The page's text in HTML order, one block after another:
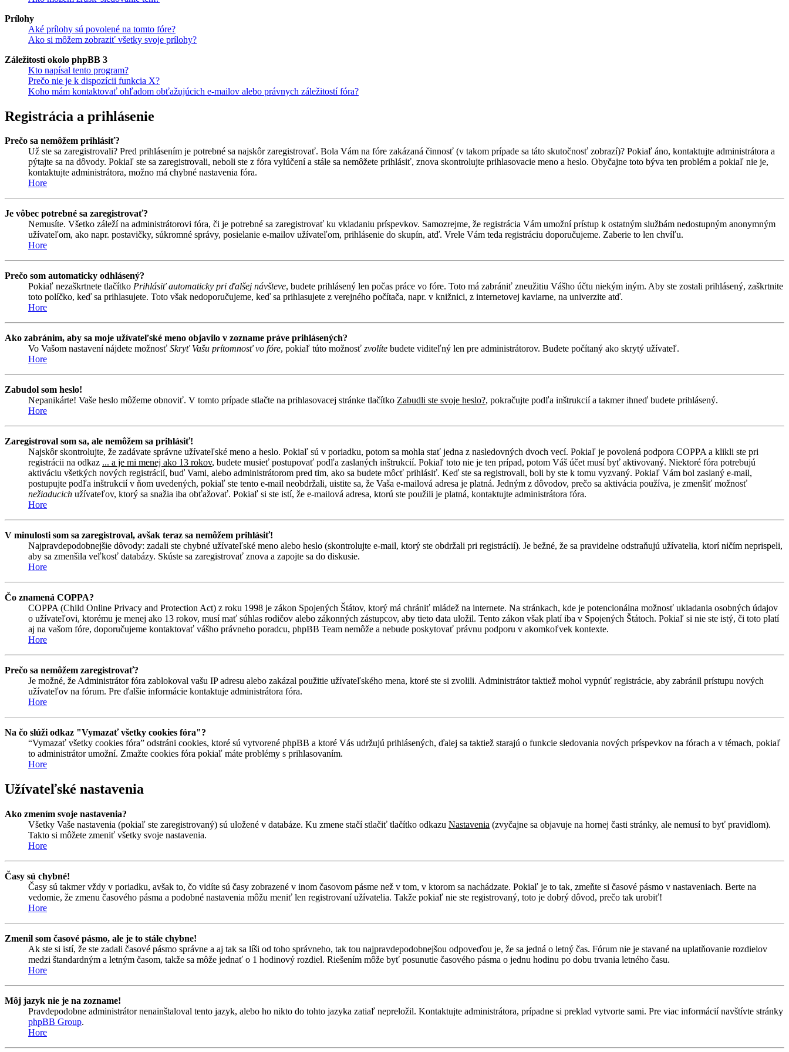
Prílohy
Aké prílohy sú povolené na tomto fóre?
Ako si môžem zobraziť všetky svoje prílohy?
Záležitosti okolo phpBB 3
Kto napísal tento program?
Prečo nie je k dispozícii funkcia X?
Koho mám kontaktovať ohľadom obťažujúcich e-mailov alebo právnych záležitostí fóra?
Registrácia a prihlásenie
Prečo sa nemôžem prihlásiť?
Už ste sa zaregistrovali? Pred prihlásením je potrebné sa najskôr zaregistrovať. Bola Vám na fóre zakázaná činnosť (v takom prípade sa táto skutočnosť zobrazí)? Pokiaľ áno, kontaktujte administrátora a
pýtajte sa na dôvody. Pokiaľ ste sa zaregistrovali, neboli ste z fóra vylúčení a stále sa nemôžete prihlásiť, znova skontrolujte prihlasovacie meno a heslo. Obyčajne toto býva ten problém a pokiaľ nie je,
kontaktujte administrátora, možno má chybné nastavenia fóra.
Hore
Je vôbec potrebné sa zaregistrovať?
Nemusíte. Všetko záleží na administrátorovi fóra, či je potrebné sa zaregistrovať ku vkladaniu príspevkov. Samozrejme, že registrácia Vám umožní prístup k ostatným službám nedostupným anonymným
užívateľom, ako napr. postavičky, súkromné správy, posielanie e-mailov užívateľom, prihlásenie do skupín, atď. Vrele Vám teda registráciu doporučujeme. Zaberie to len chvíľu.
Hore
Prečo som automaticky odhlásený?
Pokiaľ nezaškrtnete tlačítko Prihlásiť automaticky pri ďalšej návšteve, budete prihlásený len počas práce vo fóre. Toto má zabrániť zneužitiu Vášho účtu niekým iným. Aby ste zostali prihlásený, zaškrtnite
toto políčko, keď sa prihlasujete. Toto však nedoporučujeme, keď sa prihlasujete z verejného počítača, napr. v knižnici, z internetovej kaviarne, na univerzite atď.
Hore
Ako zabránim, aby sa moje užívateľské meno objavilo v zozname práve prihlásených?
Vo Vašom nastavení nájdete možnosť Skryť Vašu prítomnosť vo fóre, pokiaľ túto možnosť zvolíte budete viditeľný len pre administrátorov. Budete počítaný ako skrytý užívateľ.
Hore
Zabudol som heslo!
Nepanikárte! Vaše heslo môžeme obnoviť. V tomto prípade stlačte na prihlasovacej stránke tlačítko Zabudli ste svoje heslo?, pokračujte podľa inštrukcií a takmer ihneď budete prihlásený.
Hore
Zaregistroval som sa, ale nemôžem sa prihlásiť!
Najskôr skontrolujte, že zadávate správne užívateľské meno a heslo. Pokiaľ sú v poriadku, potom sa mohla stať jedna z nasledovných dvoch vecí. Pokiaľ je povolená podpora COPPA a klikli ste pri
registrácii na odkaz ... a je mi menej ako 13 rokov, budete musieť postupovať podľa zaslaných inštrukcií. Pokiaľ toto nie je ten prípad, potom Váš účet musí byť aktivovaný. Niektoré fóra potrebujú
aktiváciu všetkých nových registrácií, buď Vami, alebo administrátorom pred tim, ako sa budete môcť prihlásiť. Keď ste sa registrovali, boli by ste k tomu vyzvaný. Pokiaľ Vám bol zaslaný e-mail,
postupujte podľa inštrukcií v ňom uvedených, pokiaľ ste tento e-mail neobdržali, uistite sa, že Vaša e-mailová adresa je platná. Jedným z dôvodov, prečo sa aktivácia používa, je zmenšiť možnosť
nežiaducich užívateľov, ktorý sa snažia iba obťažovať. Pokiaľ si ste istí, že e-mailová adresa, ktorú ste použili je platná, kontaktujte administrátora fóra.
Hore
V minulosti som sa zaregistroval, avšak teraz sa nemôžem prihlásiť!
Najpravdepodobnejšie dôvody: zadali ste chybné užívateľské meno alebo heslo (skontrolujte e-mail, ktorý ste obdržali pri registrácií). Je bežné, že sa pravidelne odstraňujú užívatelia, ktorí ničím neprispeli,
aby sa zmenšila veľkosť databázy. Skúste sa zaregistrovať znova a zapojte sa do diskusie.
Hore
Čo znamená COPPA?
COPPA (Child Online Privacy and Protection Act) z roku 1998 je zákon Spojených Štátov, ktorý má chrániť mládež na internete. Na stránkach, kde je potencionálna možnosť ukladania osobných údajov
o užívateľovi, ktorému je menej ako 13 rokov, musí mať súhlas rodičov alebo zákonných zástupcov, aby tieto data uložil. Tento zákon však platí iba v Spojených Štátoch. Pokiaľ si nie ste istý, či toto platí
aj na vašom fóre, doporučujeme kontaktovať vášho právneho poradcu, phpBB Team nemôže a nebude poskytovať právnu podporu v akomkoľvek kontexte.
Hore
Prečo sa nemôžem zaregistrovať?
Je možné, že Administrátor fóra zablokoval vašu IP adresu alebo zakázal použitie užívateľského mena, ktoré ste si zvolili. Administrátor taktiež mohol vypnúť registrácie, aby zabránil prístupu nových
užívateľov na fórum. Pre ďalšie informácie kontaktuje administrátora fóra.
Hore
Na čo slúži odkaz "Vymazať všetky cookies fóra"?
“Vymazať všetky cookies fóra” odstráni cookies, ktoré sú vytvorené phpBB a ktoré Vás udržujú prihlásených, ďalej sa taktiež starajú o funkcie sledovania nových príspevkov na fórach a v témach, pokiaľ
to administrátor umožní. Zmažte cookies fóra pokiaľ máte problémy s prihlasovaním.
Hore
Užívateľské nastavenia
Ako zmením svoje nastavenia?
Všetky Vaše nastavenia (pokiaľ ste zaregistrovaný) sú uložené v databáze. Ku zmene stačí stlačiť tlačítko odkazu Nastavenia (zvyčajne sa objavuje na hornej časti stránky, ale nemusí to byť pravidlom).
Takto si môžete zmeniť všetky svoje nastavenia.
Hore
Časy sú chybné!
Časy sú takmer vždy v poriadku, avšak to, čo vidíte sú časy zobrazené v inom časovom pásme než v tom, v ktorom sa nachádzate. Pokiaľ je to tak, zmeňte si časové pásmo v nastaveniach. Berte na
vedomie, že zmenu časového pásma a podobné nastavenia môžu meniť len registrovaní užívatelia. Takže pokiaľ nie ste registrovaný, toto je dobrý dôvod, prečo tak urobiť!
Hore
Zmenil som časové pásmo, ale je to stále chybne!
Ak ste si istí, že ste zadali časové pásmo správne a aj tak sa líši od toho správneho, tak tou najpravdepodobnejšou odpoveďou je, že sa jedná o letný čas. Fórum nie je stavané na uplatňovanie rozdielov
medzi štandardným a letným časom, takže sa môže jednať o 1 hodinový rozdiel. Riešením môže byť posunutie časového pásma o jednu hodinu po dobu trvania letného času.
Hore
Môj jazyk nie je na zozname!
Pravdepodobne administrátor nenainštaloval tento jazyk, alebo ho nikto do tohto jazyka zatiaľ nepreložil. Kontaktujte administrátora, prípadne si preklad vytvorte sami. Pre viac informácií navštívte stránky
phpBB Group.
Hore